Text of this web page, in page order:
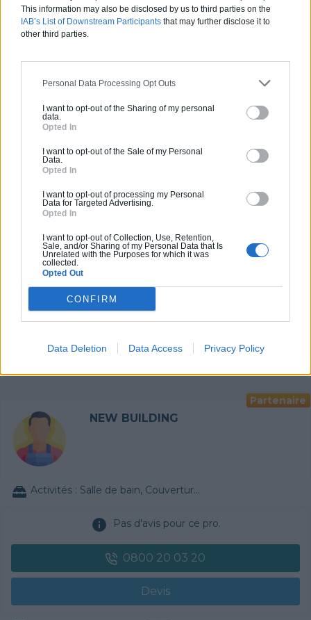
This information may also be disclosed by us to third parties on the
IAB’s List of Downstream Participants that may further disclose it to
other third parties.
Personal Data Processing Opt Outs
I want to opt-out of the Sharing of my personal
data.
Opted In
I want to opt-out of the Sale of my Personal
Data.
Opted In
I want to opt-out of processing my Personal
Data for Targeted Advertising.
Opted In
I want to opt-out of Collection, Use, Retention,
Sale, and/or Sharing of my Personal Data that Is
Unrelated with the Purposes for which it was
collected.
Opted Out
CONFIRM
Data Deletion Data Access Privacy Policy
Labels et certifications : RGE
GRUBER ISOLATION
Pas d'avis pour ce pro.
Partenaire
NEW BUILDING
Activités : Salle de bain, Couverture tuiles / petits éléments, Isolation thermique des murs intérieurs, Alarme, Isolation des combles aménageables, Traitement de l'eau, Décrassage / Démoussage de toiture, Cheminée, Terrassement, Plancher chauffant
Pas d'avis pour ce pro.
0800 20 03 20
Devis